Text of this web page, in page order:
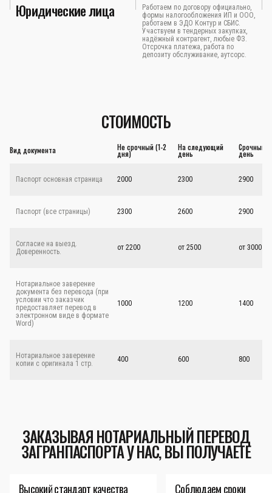
Юридические лица
Работаем по договору официально,
формы налогообложения ИП и ООО,
работаем в ЭДО Контур и СБИС.
Участвуем в тендерных закупках,
надёжный контрагент, любые ФЗ.
Отсрочка платежа, работа по
депозиту обслуживание, аутсорс.
СТОИМОСТЬ
Вид документа Не срочный (1-2
дня)
На следующий
день
Срочный -
день
Паспорт основная страница 2000 2300 2900
Паспорт (все страницы) 2300 2600 2900
Согласие на выезд.
Доверенность.
от 2200 от 2500 от 3000
Нотариальное заверение
документа без перевода (при
условии что заказчик
предоставляет перевод в
электронном виде в формате
Word)
1000 1200 1400
Нотариальное заверение
копии с оригинала 1 стр.
400 600 800
ЗАКАЗЫВАЯ НОТАРИАЛЬНЫЙ ПЕРЕВОД
ЗАГРАНПАСПОРТА У НАС, ВЫ ПОЛУЧАЕТЕ
Высокий стандарт качества Соблюдаем сроки